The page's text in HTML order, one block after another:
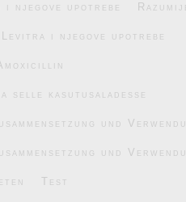
i njegove upotrebe
i njegove upotrebe
selle kasutusaladesse
und
und
Test